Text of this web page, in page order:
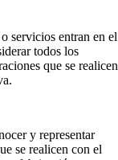
servicios entran en el
todos los
que se realicen
y representar
se realicen con el